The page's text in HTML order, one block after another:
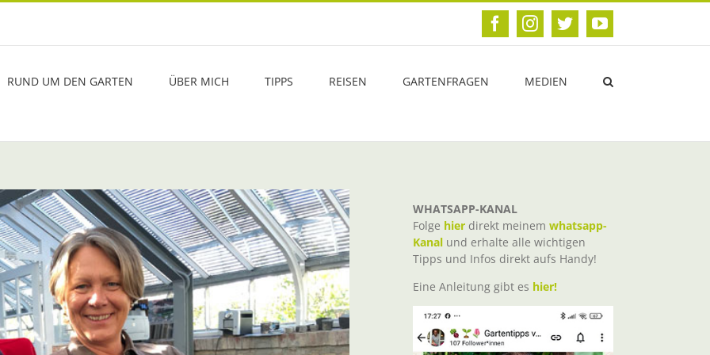
FacebookInstagram
TwitterYouTube
RUND UM DEN GARTEN ÜBER MICH TIPPS REISEN GARTENFRAGEN MEDIEN
WHATSAPP-KANAL
Folge hier direkt meinem whatsapp-
Kanal und erhalte alle wichtigen
Tipps und Infos direkt aufs Handy!
Eine Anleitung gibt es hier!